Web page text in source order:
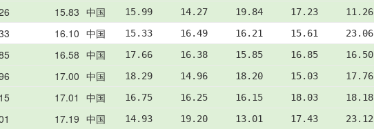
15.83 中国 15.99     14.27     19.84     17.23     11.26
16.10 中国 15.33     16.49     16.21     15.61     23.06
16.58 中国 17.66     16.38     15.85     16.85     16.50
17.00 中国 18.29     14.96     18.20     15.03     17.76
17.01 中国 16.75     16.25     16.15     18.03     18.18
17.19 中国 14.93     19.20     13.01     17.43     23.12